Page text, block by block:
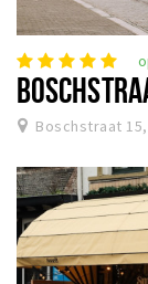
Boschstraat